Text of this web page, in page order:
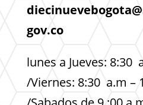
gov.co
lunes a Jueves: 8:30
/Viernes: 8:30 a.m –